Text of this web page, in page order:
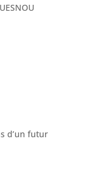
d’un futur